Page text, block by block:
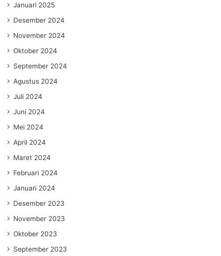
Januari 2025
Desember 2024
November 2024
Oktober 2024
September 2024
Agustus 2024
Juli 2024
Juni 2024
Mei 2024
April 2024
Maret 2024
Februari 2024
Januari 2024
Desember 2023
November 2023
Oktober 2023
September 2023